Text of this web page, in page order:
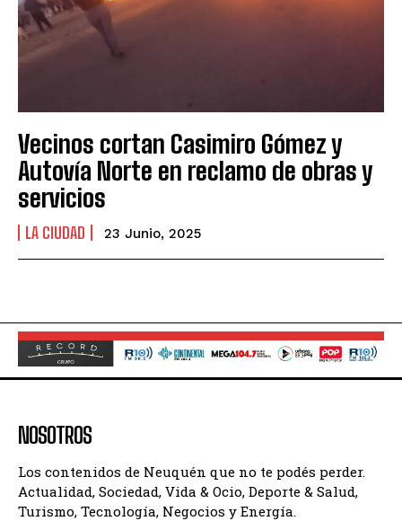
Vecinos cortan Casimiro Gómez y
Autovía Norte en reclamo de obras y
servicios
LA CIUDAD 23 Junio, 2025
NOSOTROS
Los contenidos de Neuquén que no te podés perder.
Actualidad, Sociedad, Vida & Ocio, Deporte & Salud,
Turismo, Tecnología, Negocios y Energía.